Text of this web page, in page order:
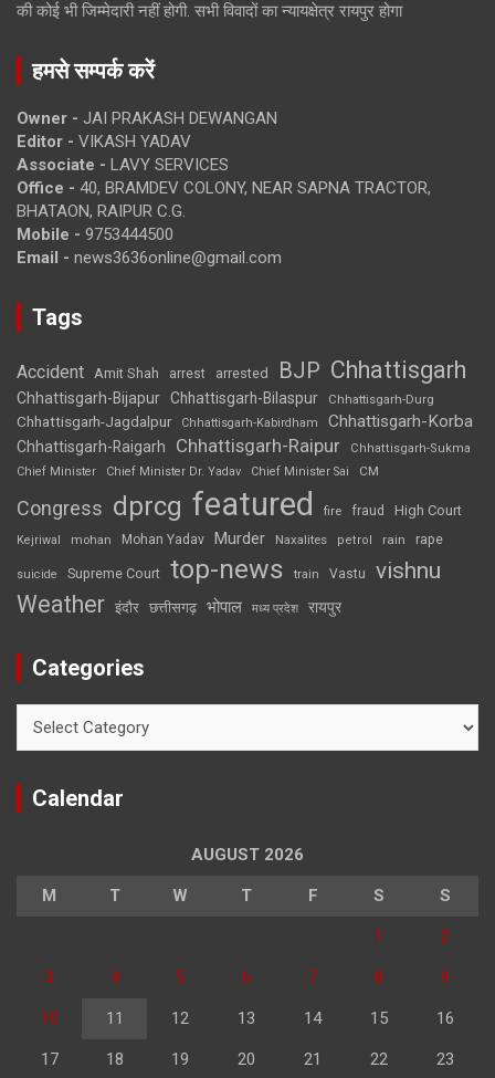
की कोई भी जिम्मेदारी नहीं होगी. सभी विवादों का न्यायक्षेत्र रायपुर होगा
हमसे सम्पर्क करें
Owner - JAI PRAKASH DEWANGAN
Editor - VIKASH YADAV
Associate - LAVY SERVICES
Office - 40, BRAMDEV COLONY, NEAR SAPNA TRACTOR,
BHATAON, RAIPUR C.G.
Mobile - 9753444500
Email - news3636online@gmail.com
Tags
Accident Amit Shah arrest arrested BJP Chhattisgarh
Chhattisgarh-Bijapur Chhattisgarh-Bilaspur Chhattisgarh-Durg
Chhattisgarh-Jagdalpur Chhattisgarh-Kabirdham Chhattisgarh-Korba
Chhattisgarh-Raigarh Chhattisgarh-Raipur
Chhattisgarh-Sukma
Chief Minister
Chief Minister Dr. Yadav Chief Minister Sai CM
Congress dprcg featured fire fraud High Court
Kejriwal mohan Mohan Yadav Murder Naxalites petrol rain rape
suicide Supreme Court top-news train Vastu vishnu
Weather इंदौर छत्तीसगढ़ भोपाल मध्य प्रदेश रायपुर
Categories
Calendar
AUGUST 2026
M T W T F S S
1 2
3 4 5 6 7 8 9
10 11 12 13 14 15 16
17 18 19 20 21 22 23